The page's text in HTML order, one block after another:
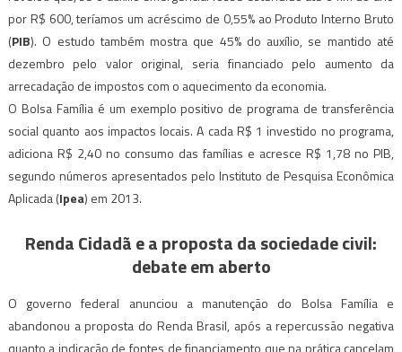
por R$ 600, teríamos um acréscimo de 0,55% ao Produto Interno Bruto
(PIB). O estudo também mostra que 45% do auxílio, se mantido até
dezembro pelo valor original, seria financiado pelo aumento da
arrecadação de impostos com o aquecimento da economia.
O Bolsa Família é um exemplo positivo de programa de transferência
social quanto aos impactos locais. A cada R$ 1 investido no programa,
adiciona R$ 2,40 no consumo das famílias e acresce R$ 1,78 no PIB,
segundo números apresentados pelo Instituto de Pesquisa Econômica
Aplicada (Ipea) em 2013.
Renda Cidadã e a proposta da sociedade civil:
debate em aberto
O governo federal anunciou a manutenção do Bolsa Família e
abandonou a proposta do Renda Brasil, após a repercussão negativa
quanto a indicação de fontes de financiamento que na prática cancelam